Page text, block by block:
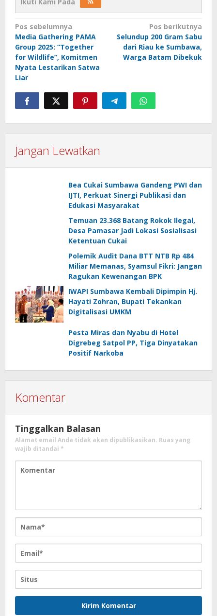
Ikuti Kami Pada
Navigasi
pos
Pos sebelumnya
Media Gathering PAMA
Group 2025: “Together
for Wildlife”, Komitmen
Nyata Lestarikan Satwa
Liar
Pos berikutnya
Selundup 200 Gram Sabu
dari Riau ke Sumbawa,
Warga Batam Dibekuk
Jangan Lewatkan
Bea Cukai Sumbawa Gandeng PWI dan
IJTI, Perkuat Sinergi Publikasi dan
Edukasi Masyarakat
Temuan 23.368 Batang Rokok Ilegal,
Desa Pamasar Jadi Lokasi Sosialisasi
Ketentuan Cukai
Polemik Audit Dana BTT NTB Rp 484
Miliar Memanas, Syamsul Fikri: Jangan
Ragukan Kewenangan BPK
IWAPI Sumbawa Kembali Dipimpin Hj.
Hayati Zohran, Bupati Tekankan
Digitalisasi UMKM
Pesta Miras dan Nyabu di Hotel
Digrebeg Satpol PP, Tiga Dinyatakan
Positif Narkoba
Komentar
Tinggalkan Balasan
Alamat email Anda tidak akan dipublikasikan. Ruas yang
wajib ditandai *